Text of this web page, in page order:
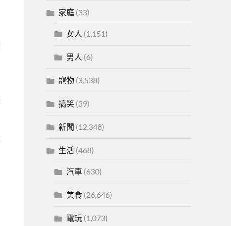
家庭(33)
女人 (1,151)
男人 (6)
寵物(3,538)
搞笑(39)
新聞 (12,348)
生活(468)
汽車(630)
美食(26,646)
電玩(1,073)